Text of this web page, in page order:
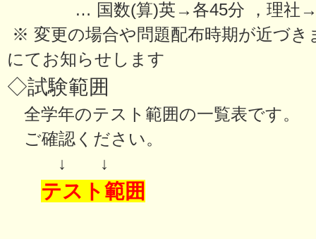
… 国数(算)英→各45分 ，理社→
※ 変更の場合や問題配布時期が近づき
にてお知らせします
◇試験範囲
全学年のテスト範囲の一覧表です。
ご確認ください。
↓ ↓
テスト範囲